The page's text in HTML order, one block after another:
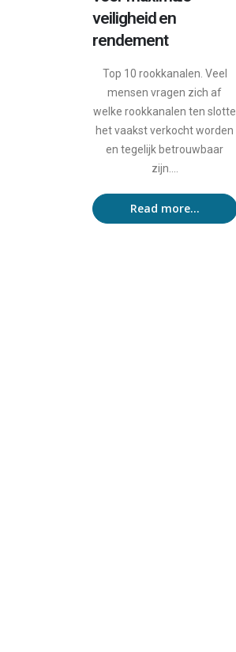
veiligheid en
rendement
Top 10 rookkanalen. Veel
mensen vragen zich af
welke rookkanalen ten slotte
het vaakst verkocht worden
en tegelijk betrouwbaar
zijn....
Read more...